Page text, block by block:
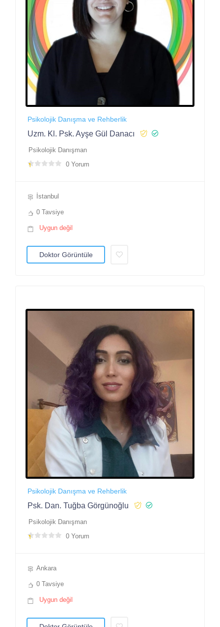
Psikolojik Danışma ve Rehberlik
Uzm. Kl. Psk. Ayşe Gül Danacı
Psikolojik Danışman
0 Yorum
İstanbul
0 Tavsiye
Uygun değil
Doktor Görüntüle
Psikolojik Danışma ve Rehberlik
Psk. Dan. Tuğba Görgünoğlu
Psikolojik Danışman
0 Yorum
Ankara
0 Tavsiye
Uygun değil